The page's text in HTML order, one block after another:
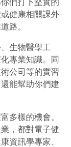
們打下堅實的
健康相關課外
路。
生物醫學工
專業知識。同
公司等的實習
能幫助你們建
多樣的機會。
，都對電子健
資訊學專家、